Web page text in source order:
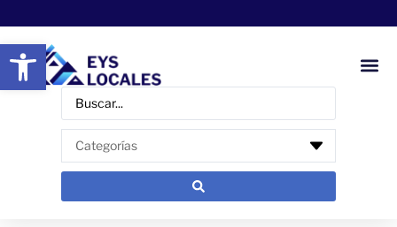
Abrir barra de herramientas